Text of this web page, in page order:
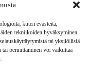
kuten evästeitä,
tekniikoiden hyväksyminen
tai yksilöllisiä
peruuttaminen voi vaikuttaa